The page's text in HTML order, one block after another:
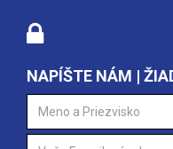
NAPÍŠTE NÁM |